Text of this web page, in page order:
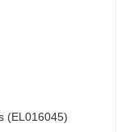
(EL016045)